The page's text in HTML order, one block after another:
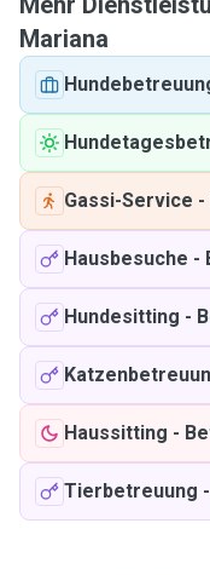
Mariana
Gassi-Service -
Hausbesuche -
Hundesitting -
Haussitting -
Tierbetreuung -